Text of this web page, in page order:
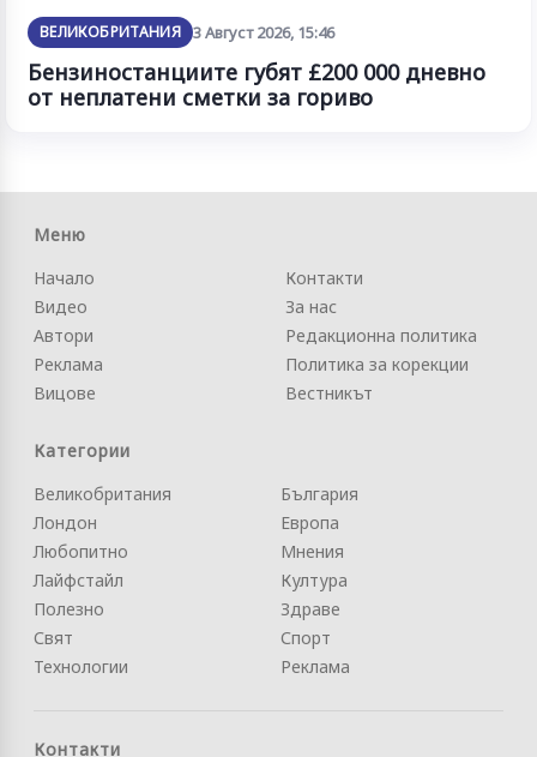
ВЕЛИКОБРИТАНИЯ 3 Август 2026, 15:46
Бензиностанциите губят £200 000 дневно
от неплатени сметки за гориво
Меню
Начало
Видео
Автори
Реклама
Вицове
Контакти
За нас
Редакционна политика
Политика за корекции
Вестникът
Категории
Великобритания
Лондон
Любопитно
Лайфстайл
Полезно
Свят
Технологии
България
Европа
Мнения
Култура
Здраве
Спорт
Реклама
Контакти